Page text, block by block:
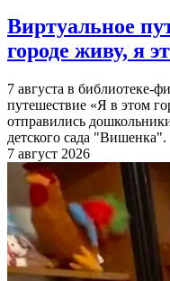
Виртуальное
городе живу, я
7 августа в библиотеке-
путешествие «Я в этом
отправились
детского сада "Вишенка".
7 август 2026